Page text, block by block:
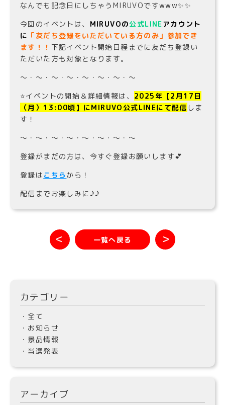
なんでも記念日にしちゃうMIRUVOですwww✨✨
今回のイベントは、 MIRUVOの公式LINEアカウント
に 「友だち登録をいただいている方のみ」参加でき
ます！！ 下記イベント開始日程までに友だち登録い
ただいた方も対象となります。
〜・〜・〜・〜・〜・〜・〜・〜
⭐️イベントの開始＆詳細情報は、 2025 年【2月1 7 日
（月）13:00頃】にMIRUVO公式LINEにて配信 しま
す！
〜・〜・〜・〜・〜・〜・〜・〜
登録がまだの方は、今すぐ登録お願いします💕
登録は こちら から！
配信までお楽しみに♪♪
＜ 一覧へ戻る ＞
カテゴリー
・全て
・お知らせ
・景品情報
・当選発表
アーカイブ